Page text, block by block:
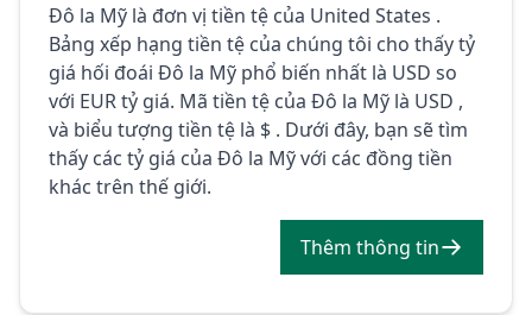
Đô la Mỹ là đơn vị tiền tệ của United States .
Bảng xếp hạng tiền tệ của chúng tôi cho thấy tỷ
giá hối đoái Đô la Mỹ phổ biến nhất là USD so
với EUR tỷ giá. Mã tiền tệ của Đô la Mỹ là USD ,
và biểu tượng tiền tệ là $ . Dưới đây, bạn sẽ tìm
thấy các tỷ giá của Đô la Mỹ với các đồng tiền
khác trên thế giới.
Thêm thông tin